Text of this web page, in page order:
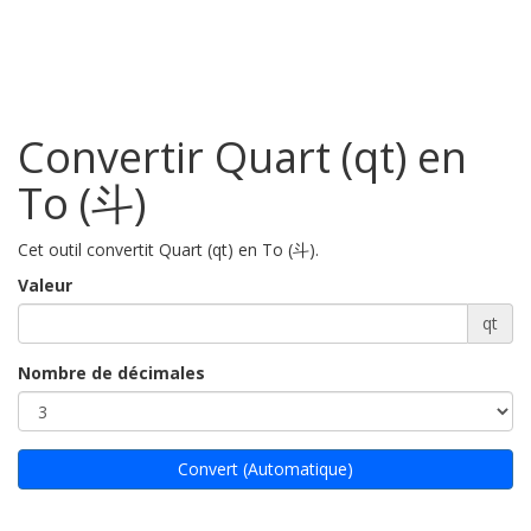
Convertir Quart (qt) en
To (斗)
Cet outil convertit Quart (qt) en To (斗).
Valeur
qt
Nombre de décimales
Convert (Automatique)